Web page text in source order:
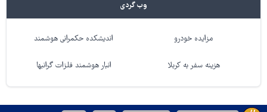
وب گردی
مزایده خودرو اندیشکده حکمرانی هوشمند
هزینه سفر به کربلا انبار هوشمند فلزات گرانبها